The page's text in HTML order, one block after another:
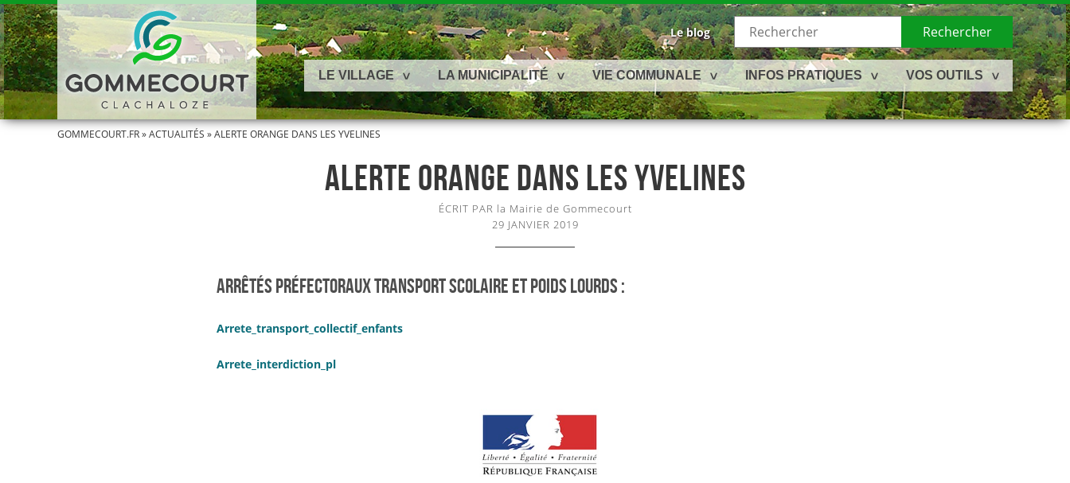
Rechercher
LE VILLAGE LA MUNICIPALITÉ VIE COMMUNALE INFOS PRATIQUES VOS OUTILS
Le blog
GOMMECOURT.FR»ACTUALITÉS »ALERTE ORANGE DANS LES YVELINES
ALERTE ORANGE DANS LES YVELINES
ÉCRIT PAR la Mairie de Gommecourt
29 JANVIER 2019
ARRÊTÉS PRÉFECTORAUX TRANSPORT SCOLAIRE ET POIDS LOURDS :
Arrete_transport_collectif_enfants
Arrete_interdiction_pl